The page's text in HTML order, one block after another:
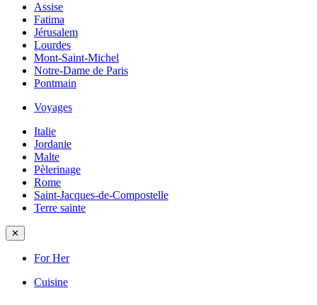
Assise
Fatima
Jérusalem
Lourdes
Mont-Saint-Michel
Notre-Dame de Paris
Pontmain
Voyages
Italie
Jordanie
Malte
Pèlerinage
Rome
Saint-Jacques-de-Compostelle
Terre sainte
✕
For Her
Cuisine